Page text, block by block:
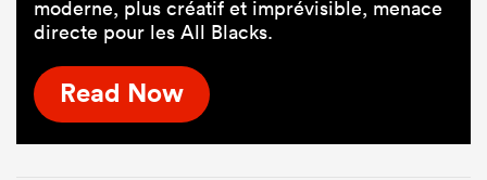
moderne, plus créatif et imprévisible, menace
directe pour les All Blacks.
Read Now